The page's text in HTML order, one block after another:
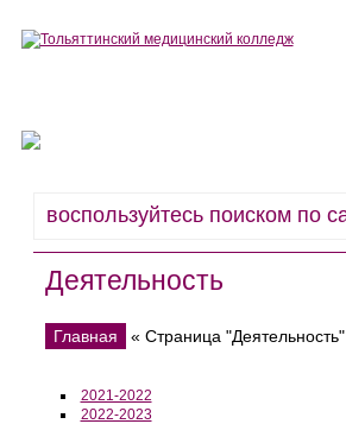
Деятельность
Главная « Страница "Деятельность"
2021-2022
2022-2023